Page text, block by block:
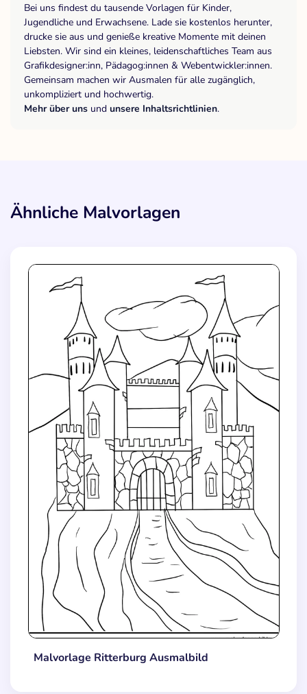
Bei uns findest du tausende Vorlagen für Kinder,
Jugendliche und Erwachsene. Lade sie kostenlos herunter,
drucke sie aus und genieße kreative Momente mit deinen
Liebsten. Wir sind ein kleines, leidenschaftliches Team aus
Grafikdesigner:inn, Pädagog:innen & Webentwickler:innen.
Gemeinsam machen wir Ausmalen für alle zugänglich,
unkompliziert und hochwertig.
Mehr über uns und unsere Inhaltsrichtlinien.
Ähnliche Malvorlagen
Malvorlage Ritterburg Ausmalbild